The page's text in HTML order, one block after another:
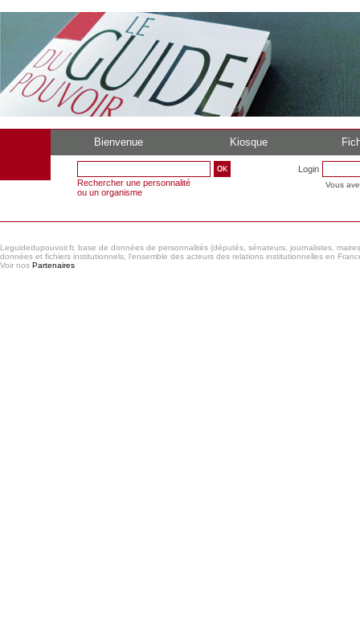
Bienvenue Kiosque
Rechercher une personnalité
ou un organisme
Login
Vous
Leguidedupouvoir.fr, base de données de personnalités (députés, sénateurs, journalistes,
données et fichiers institutionnels, l'ensemble des acteurs des relations institutionnelles en
Voir nos Partenaires